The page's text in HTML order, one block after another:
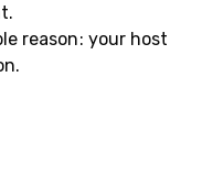
reason: your host